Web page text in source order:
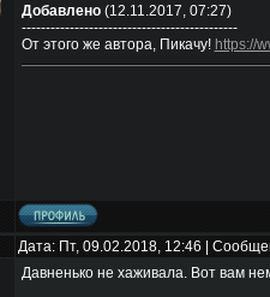
Добавлено(12.11.2017, 07:27)
---------------------------------------------
От этого же автора, Пикачу! https://
Дата: Пт, 09.02.2018, 12:46 |
Давненько не хаживала. Вот вам